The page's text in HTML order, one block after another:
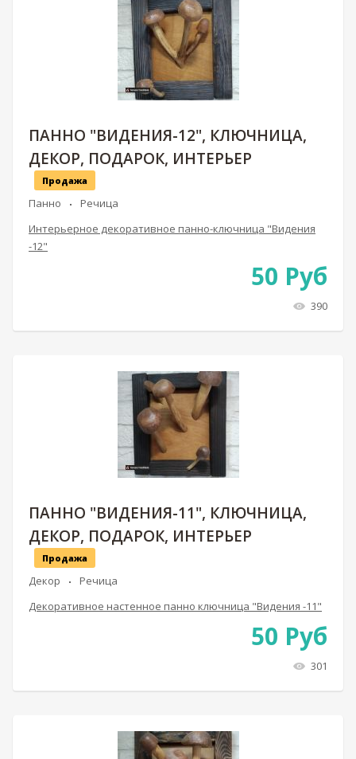
ПАННО "ВИДЕНИЯ-12", КЛЮЧНИЦА,
ДЕКОР, ПОДАРОК, ИНТЕРЬЕР
Продажа
Панно
Речица
Интерьерное декоративное панно-ключница "Видения
-12"
50 Руб
390
ПАННО "ВИДЕНИЯ-11", КЛЮЧНИЦА,
ДЕКОР, ПОДАРОК, ИНТЕРЬЕР
Продажа
Декор
Речица
Декоративное настенное панно ключница "Видения -11"
50 Руб
301